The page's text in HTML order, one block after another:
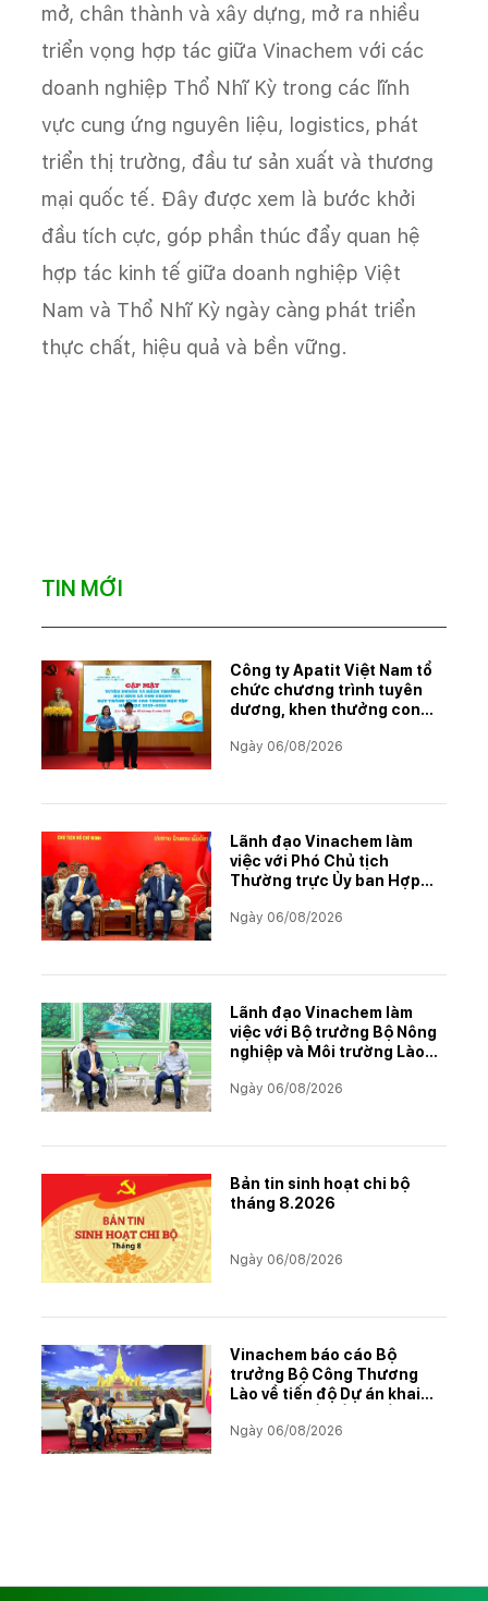
mở, chân thành và xây dựng, mở ra nhiều
triển vọng hợp tác giữa Vinachem với các
doanh nghiệp Thổ Nhĩ Kỳ trong các lĩnh
vực cung ứng nguyên liệu, logistics, phát
triển thị trường, đầu tư sản xuất và thương
mại quốc tế. Đây được xem là bước khởi
đầu tích cực, góp phần thúc đẩy quan hệ
hợp tác kinh tế giữa doanh nghiệp Việt
Nam và Thổ Nhĩ Kỳ ngày càng phát triển
thực chất, hiệu quả và bền vững.
TIN MỚI
Công ty Apatit Việt Nam tổ
chức chương trình tuyên
dương, khen thưởng con
học tập xuất sắc năm học
Ngày 06/08/2026
Lãnh đạo Vinachem làm
việc với Phó Chủ tịch
Thường trực Ủy ban Hợp
đẩy triển khai Dự án Kali
Ngày 06/08/2026
Lãnh đạo Vinachem làm
việc với Bộ trưởng Bộ Nông
nghiệp và Môi trường Lào
Ngày 06/08/2026
Bản tin sinh hoạt chi bộ
tháng 8.2026
Ngày 06/08/2026
Vinachem báo cáo Bộ
trưởng Bộ Công Thương
Lào về tiến độ Dự án khai
Kali
Ngày 06/08/2026